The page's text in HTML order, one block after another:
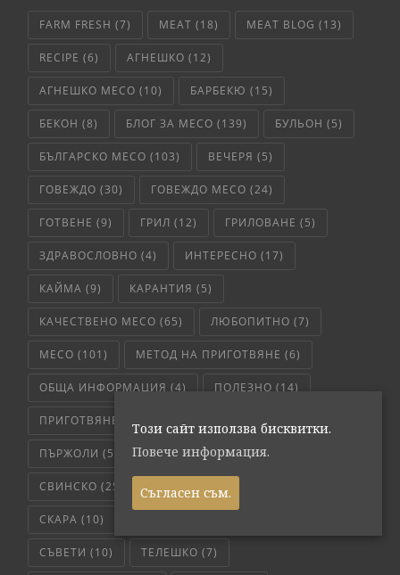
FARM FRESH (7) MEAT (18) MEAT BLOG (13)
RECIPE (6) АГНЕШКО (12)
АГНЕШКО МЕСО (10) БАРБЕКЮ (15)
БЕКОН (8) БЛОГ ЗА МЕСО (139) БУЛЬОН (5)
БЪЛГАРСКО МЕСО (103) ВЕЧЕРЯ (5)
ГОВЕЖДО (30) ГОВЕЖДО МЕСО (24)
ГОТВЕНЕ (9) ГРИЛ (12) ГРИЛОВАНЕ (5)
ЗДРАВОСЛОВНО (4) ИНТЕРЕСНО (17)
КАЙМА (9) КАРАНТИЯ (5)
КАЧЕСТВЕНО МЕСО (65) ЛЮБОПИТНО (7)
МЕСО (101) МЕТОД НА ПРИГОТВЯНЕ (6)
ОБЩА ИНФОРМАЦИЯ (4) ПОЛЕЗНО (14)
ПРИГОТВЯНЕ
ПЪРЖОЛИ (5) РЕЦЕПТА(29) РЕЦЕПТИ
СВИНСКО (25)
СКАРА (10)
СЪВЕТИ (10) ТЕЛЕШКО (7)
Този сайт използва бисквитки.
Повече информация.
Съгласен съм.